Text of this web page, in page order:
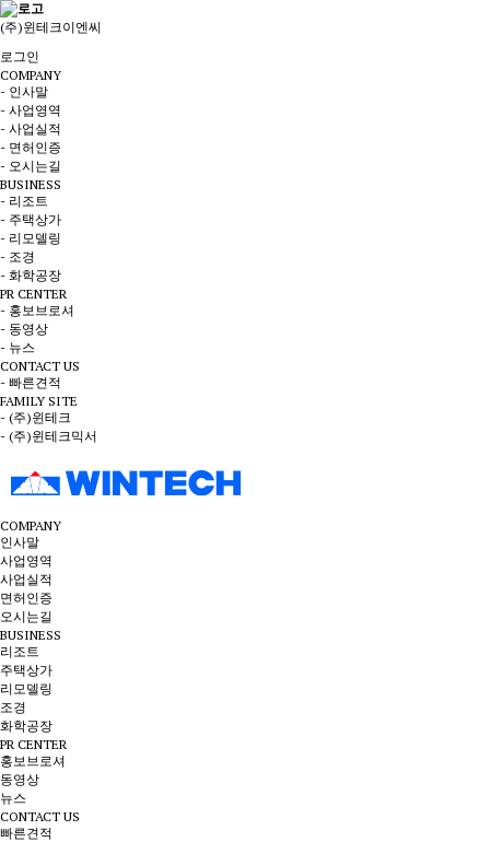
(주)윈테크이엔씨
로그인
COMPANY
- 인사말
- 사업영역
- 사업실적
- 면허인증
- 오시는길
BUSINESS
- 리조트
- 주택상가
- 리모델링
- 조경
- 화학공장
PR CENTER
- 홍보브로셔
- 동영상
- 뉴스
CONTACT US
- 빠른견적
FAMILY SITE
- (주)윈테크
- (주)윈테크믹서
COMPANY
인사말
사업영역
사업실적
면허인증
오시는길
BUSINESS
리조트
주택상가
리모델링
조경
화학공장
PR CENTER
홍보브로셔
동영상
뉴스
CONTACT US
빠른견적